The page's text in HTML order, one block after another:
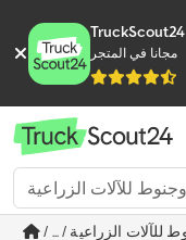
TruckScout24
مجانا في المتجر